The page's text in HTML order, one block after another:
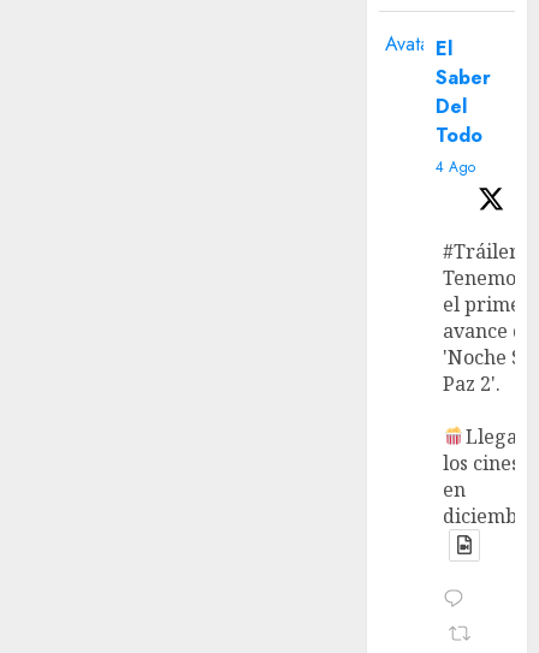
Avatar El
Saber
Del
Todo
4 Ago
#Tráiler
Tenemos
el primer
avance de
'Noche
Paz 2'.
Llega a
los cines
en